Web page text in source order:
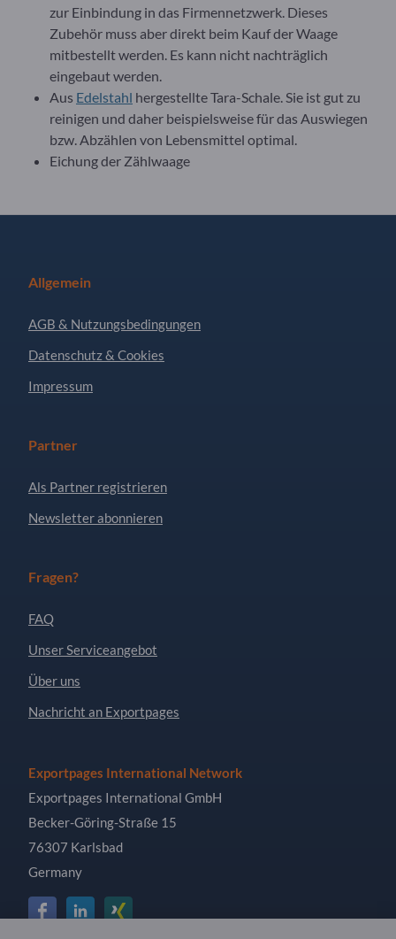
zur Einbindung in das Firmennetzwerk. Dieses
Zubehör muss aber direkt beim Kauf der Waage
mitbestellt werden. Es kann nicht nachträglich
eingebaut werden.
Aus Edelstahl hergestellte Tara-Schale. Sie ist gut zu
reinigen und daher beispielsweise für das Auswiegen
bzw. Abzählen von Lebensmittel optimal.
Eichung der Zählwaage
Allgemein
AGB & Nutzungsbedingungen
Datenschutz & Cookies
Impressum
Partner
Als Partner registrieren
Newsletter abonnieren
Fragen?
FAQ
Unser Serviceangebot
Über uns
Nachricht an Exportpages
Exportpages International Network
Exportpages International GmbH
Becker-Göring-Straße 15
76307 Karlsbad
Germany